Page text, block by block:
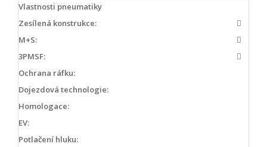
Vlastnosti pneumatiky
Zesílená konstrukce:
M+S:
3PMSF:
Ochrana ráfku:
Dojezdová technologie:
Homologace:
EV:
Potlačení hluku: